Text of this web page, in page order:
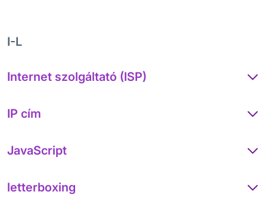
I-L
Internet szolgáltató (ISP)
IP cím
JavaScript
letterboxing